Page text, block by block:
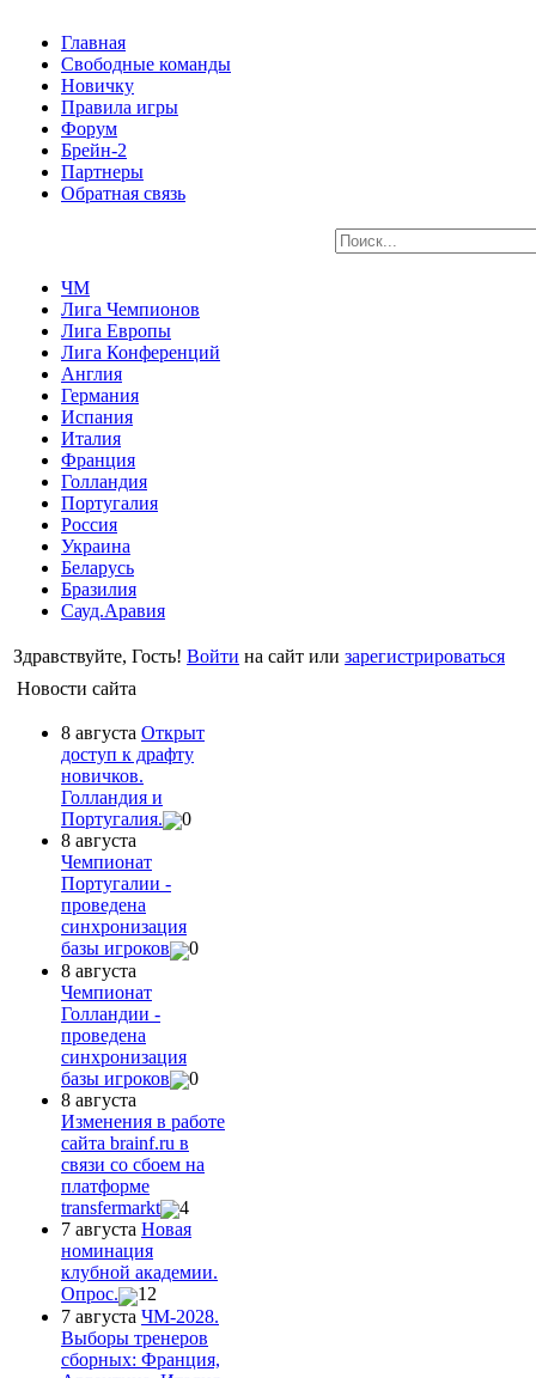
Главная
Свободные команды
Новичку
Правила игры
Форум
Брейн-2
Партнеры
Обратная связь
ЧМ
Лига Чемпионов
Лига Европы
Лига Конференций
Англия
Германия
Испания
Италия
Франция
Голландия
Португалия
Россия
Украина
Беларусь
Бразилия
Сауд.Аравия
Здравствуйте, Гость! Войти на сайт или зарегистрироваться
Новости сайта
8 августа Открыт
доступ к драфту
новичков.
Голландия и
Португалия.
0
8 августа
Чемпионат
Португалии -
проведена
синхронизация
базы игроков
0
8 августа
Чемпионат
Голландии -
проведена
синхронизация
базы игроков
0
8 августа
Изменения в работе
сайта brainf.ru в
связи со сбоем на
платформе
transfermarkt
4
7 августа Новая
номинация
клубной академии.
Опрос.
12
7 августа ЧМ-2028.
Выборы тренеров
сборных: Франция,